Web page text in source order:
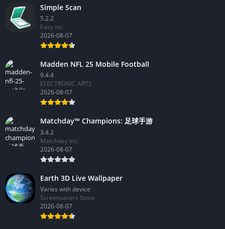
Simple Scan
5.2.2
Easy inc.
2026-08-07
Madden NFL 25 Mobile Football
9.4.4
ELECTRONIC ARTS
2026-08-07
Matchday™ Champions: 足球手游
3.4.2
Matchday Inc.
2026-08-07
Earth 3D Live Wallpaper
Varies with device
Screensavers Store
2026-08-07